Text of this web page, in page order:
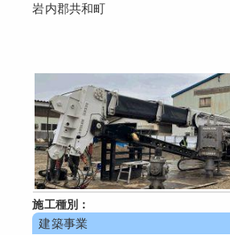
岩内郡共和町
施工種別：
建築事業